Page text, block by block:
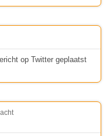
op Twitter geplaatst